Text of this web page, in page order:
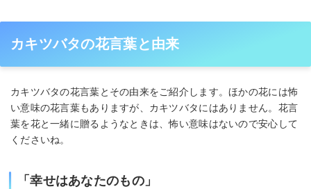
カキツバタの花言葉と由来
カキツバタの花言葉とその由来をご紹介します。ほかの花には怖
い意味の花言葉もありますが、カキツバタにはありません。花言
葉を花と一緒に贈るようなときは、怖い意味はないので安心して
くださいね。
「幸せはあなたのもの」